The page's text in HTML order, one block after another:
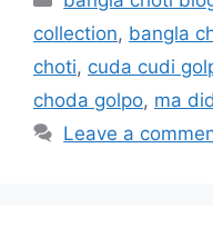
collection, bangla
choti, cuda cudi
choda golpo, ma
Leave a